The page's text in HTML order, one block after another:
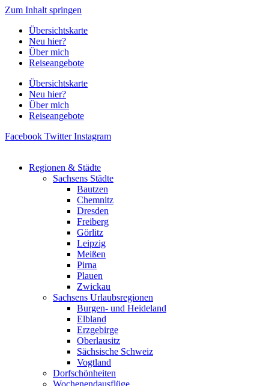
Zum Inhalt springen
Übersichtskarte
Neu hier?
Über mich
Reiseangebote
Übersichtskarte
Neu hier?
Über mich
Reiseangebote
Facebook Twitter Instagram
Regionen & Städte
Sachsens Städte
Bautzen
Chemnitz
Dresden
Freiberg
Görlitz
Leipzig
Meißen
Pirna
Plauen
Zwickau
Sachsens Urlaubsregionen
Burgen- und Heideland
Elbland
Erzgebirge
Oberlausitz
Sächsische Schweiz
Vogtland
Dorfschönheiten
Wochenendausflüge